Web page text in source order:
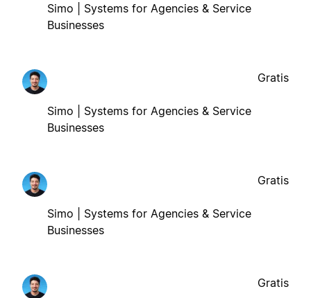
Simo | Systems for Agencies & Service
Businesses
Simo | Systems for Agencies & Service
Businesses
Gratis
Simo | Systems for Agencies & Service
Businesses
Gratis
Gratis